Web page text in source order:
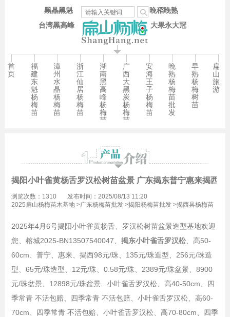
台湾黑高峰
晚稻晚熟
大果永大冠
黑晶黑魁
首
页
福
建
东
魁
杨
梅
苗
漳
州
水
晶
杨
梅
苗
浙
江
仙
居
杨
梅
苗
湖
南
黑
高
峰
杨
梅
苗
广
西
大
黑
炭
杨
梅
苗
安
海
王
子
杨
梅
苗
晚
熟
杨
梅
苗
批
发
早
熟
杨
梅
树
苗
扁
山
旅
游
揭阳小叶雀黄杨舌罗汉松树苗盆景 广东揭东普宁惠来揭西98
浏览次数：1310
发布时间：2025/08/13 11:20
2025扁山杨梅苗木基地>广东杨梅苗批发>揭阳杨梅苗批发>揭西县杨梅苗
2025年4月6号揭阳小叶雀黄杨舌、罗汉松树苗盆景造型基地欢迎
您、榕城2025-BN13507540047、 揭东小叶雀舌罗汉松、高50-
60cm、 普宁、惠来、揭西98元/珠、135元/珠造型、256元/珠造
型、65元/珠造型、12元/珠、0.58元/珠、2389元/珠盆景、8900
元/珠盆景、12898元/珠盆景...小叶雀舌罗汉松、高40-50cm、四
季常青 不活包赔、四季常青 不活包赔、小叶雀舌罗汉松、高60-
70cm、四季常青 不活包赔、小叶雀舌罗汉松、高70-80cm、四季